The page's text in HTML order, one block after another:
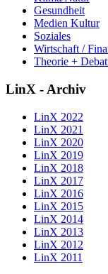
Gesundheit
Medien Kultur
Soziales
Wirtschaft /
Theorie +
LinX - Archiv
LinX 2022
LinX 2021
LinX 2020
LinX 2019
LinX 2018
LinX 2017
LinX 2016
LinX 2015
LinX 2014
LinX 2013
LinX 2012
LinX 2011